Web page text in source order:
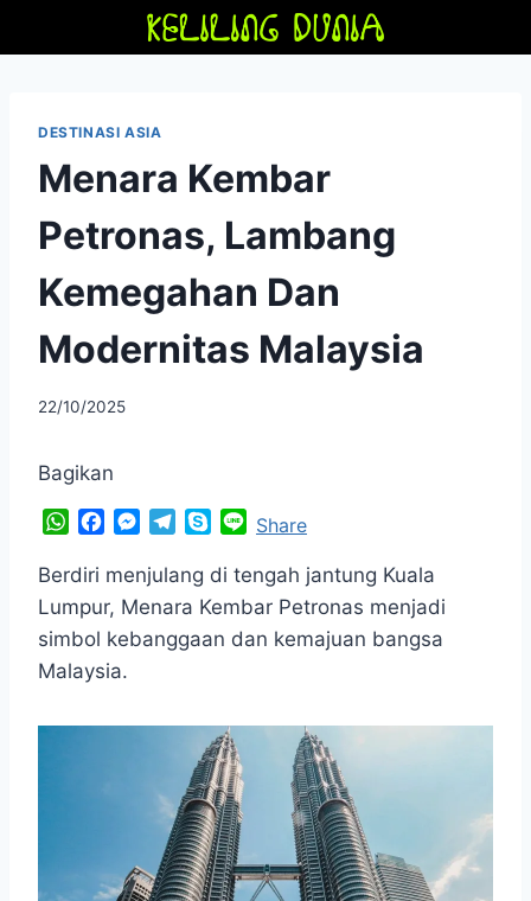
DESTINASI ASIA
Menara Kembar
Petronas, Lambang
Kemegahan Dan
Modernitas Malaysia
By
22/10/2025
Bagikan
W
a
t
s
A
p
c
e
b
o
o
M
s
s
n
r
l
e
r
y
p
n
e
Share
Berdiri menjulang di tengah jantung Kuala
Lumpur, Menara Kembar Petronas menjadi
simbol kebanggaan dan kemajuan bangsa
Malaysia.